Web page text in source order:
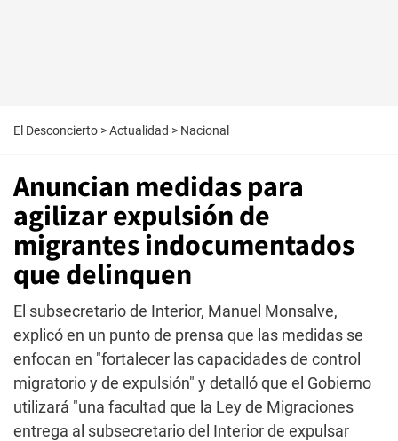
El Desconcierto >Actualidad > Nacional
Anuncian medidas para
agilizar expulsión de
migrantes indocumentados
que delinquen
El subsecretario de Interior, Manuel Monsalve,
explicó en un punto de prensa que las medidas se
enfocan en "fortalecer las capacidades de control
migratorio y de expulsión" y detalló que el Gobierno
utilizará "una facultad que la Ley de Migraciones
entrega al subsecretario del Interior de expulsar